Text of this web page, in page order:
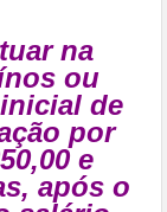
na
ou
de
por
e
após o